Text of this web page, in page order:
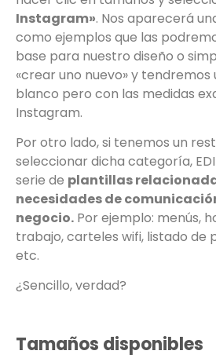
Instagram». Nos aparecerá
como ejemplos que las
base para nuestro diseño o
«crear uno nuevo» y tendremos
blanco pero con las medidas
Instagram.
Por otro lado, si tenemos un
seleccionar dicha categoría,
serie de plantillas
necesidades de
negocio. Por ejemplo: menús,
trabajo, carteles wifi, listado de
etc.
¿Sencillo, verdad?
Tamaños disponibles